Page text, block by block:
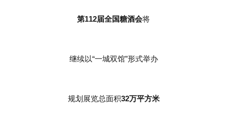
第112届全国糖酒会将
继续以“一城双馆”形式举办
规划展览总面积32万平方米